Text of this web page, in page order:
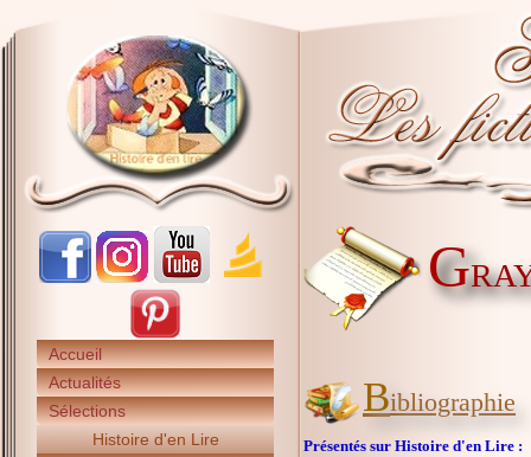
Accueil
Actualités
Sélections
Histoire d'en Lire
G
Bibliographie
Présentés sur Histoire d'en Lire :